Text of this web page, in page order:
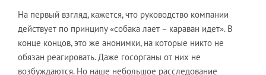
На первый взгляд, кажется, что руководство компании
действует по принципу «собака лает – караван идет». В
конце концов, это же анонимки, на которые никто не
обязан реагировать. Даже госорганы от них не
возбуждаются. Но наше небольшое расследование